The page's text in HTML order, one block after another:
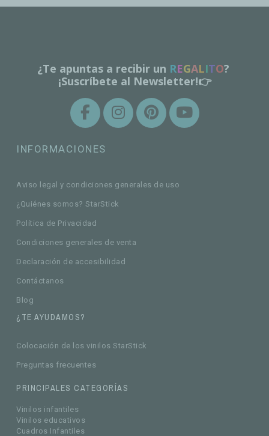
¿Te apuntas a recibir un REGALITO?
¡Suscríbete al Newsletter!👉
INFORMACIONES
Aviso legal y condiciones generales de uso
¿Quiénes somos? StarStick
Política de Privacidad
Condiciones generales de venta
Declaración de accesibilidad
Contáctanos
Blog
¿TE AYUDAMOS?
Colocación de los vinilos StarStick
Preguntas frecuentes
PRINCIPALES CATEGORÍAS
Vinilos infantiles
Vinilos educativos
Cuadros Infantiles